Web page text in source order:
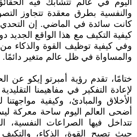
اليوم في عالم تتشابك فيه
والنفسية بطرق معقدة تتجاوز
كانت سائدة في الماضي. إن
كيفية التكيف مع هذا الواقع الجديد
وفي كيفية توظيف القوة والذكاء
والمساواة في ظل عالم متغير دائمًا.
ختامًا، تقدم رؤية أمبرتو إيكو عن
لإعادة التفكير في مفاهيمنا
الأخلاق والمبادئ، وكيفية
أضحى العالم اليوم ساحة معركة
تتداخل فيها الصراعات النفسية،
حيث تصبح القوة، الذكاء،